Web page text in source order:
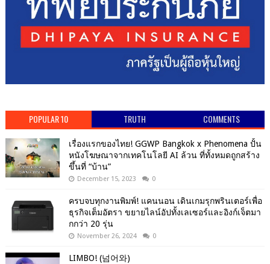
POPULAR 10 TRUTH COMMENTS
เรื่องแรกของไทย! GGWP Bangkok x Phenomena ปั้น
หนังโฆษณาจากเทคโนโลยี AI ล้วน ที่ทั้งหมดถูกสร้าง
ขึ้นที่ “บ้าน”
December 15, 2023 0
ครบจบทุกงานพิมพ์! แคนนอน เดินเกมรุกพรินเตอร์เพื่อ
ธุรกิจเต็มอัตรา ขยายไลน์อัปทั้งเลเซอร์และอิงก์เจ็ตมา
กกว่า 20 รุ่น
November 26, 2024 0
LIMBO! (넘어와)